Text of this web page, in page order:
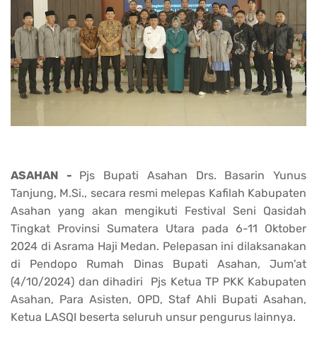
ASAHAN - Pjs Bupati Asahan Drs. Basarin Yunus
Tanjung, M.Si., secara resmi melepas Kafilah Kabupaten
Asahan yang akan mengikuti Festival Seni Qasidah
Tingkat Provinsi Sumatera Utara pada 6-11 Oktober
2024 di Asrama Haji Medan. Pelepasan ini dilaksanakan
di Pendopo Rumah Dinas Bupati Asahan, Jum'at
(4/10/2024) dan dihadiri Pjs Ketua TP PKK Kabupaten
Asahan, Para Asisten, OPD, Staf Ahli Bupati Asahan,
Ketua LASQI beserta seluruh unsur pengurus lainnya.